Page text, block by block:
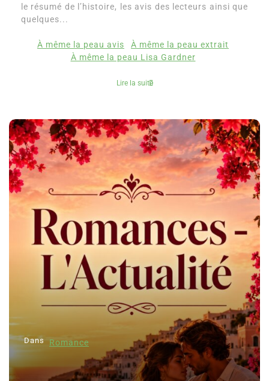
le résumé de l’histoire, les avis des lecteurs ainsi que
quelques...
À même la peau avis
À même la peau extrait
À même la peau Lisa Gardner
Lire la suite
Dans Romance